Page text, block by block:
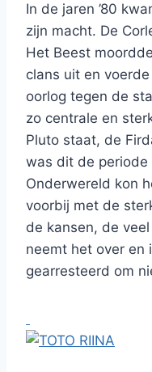
In de jaren ’80
zijn macht. De
Het Beest
clans uit en
oorlog tegen de
zo centrale en
Pluto staat, de
was dit de periode
Onderwereld kon
voorbij met de
de kansen, de
neemt het over en
gearresteerd om